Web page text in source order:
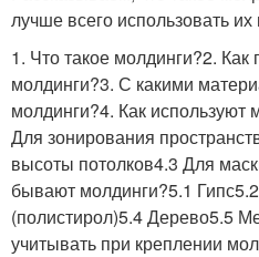
лучше всего использовать
1. Что такое молдинги?2.
молдинги?3. С какими
молдинги?4. Как используют
Для зонирования
высоты потолков4.3 Для
бывают молдинги?5.1
(полистирол)5.4 Дерево5.5
учитывать при креплении